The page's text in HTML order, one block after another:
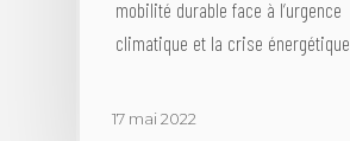
mobilité durable face à l’urgence
climatique et la crise énergétique
17 mai 2022